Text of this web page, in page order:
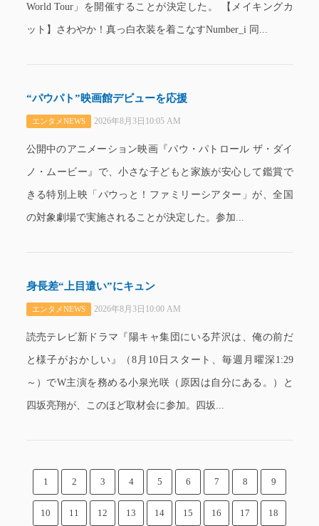
World Tour」を開催することが決定した。 【メイキングカ
ット】さわやか！真っ白衣装を着こなすNumber_i 同...
“パウパト”映画館デビューを応援
エンタメNEWS 2026年8月3日10:05 AM
公開中のアニメーション映画『パウ・パトロール ザ・ダイ
ノ・ムービー』で、小さな子どもと家族が安心して鑑賞で
きる特別上映「パウっと！ファミリーシアター」が、全国
の対象劇場で実施されることが決定した。参加...
身長差“上目遣い”にキュン
エンタメNEWS 2026年8月3日10:00 AM
読売テレビ新ドラマ『陽キャ集団にいる芹沢は、俺の前だ
と様子がおかしい』（8月10日スタート、毎週月曜深1:29
～）でW主演を務める小泉光咲（原因は自分にある。）と
四坂亮翔が、このほど取材会に参加。四坂...
1 2 3 4 5 6 7 8 9
10 11 12 13 14 15 16 17 18